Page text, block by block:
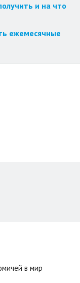
и на что
ежемесячные
в мир